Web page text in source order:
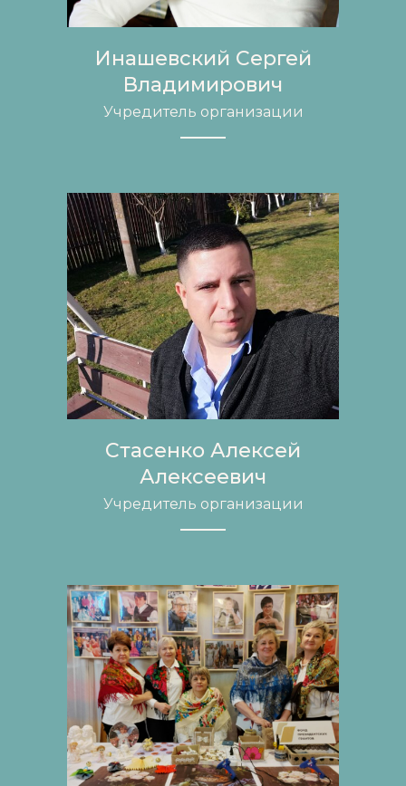
Инашевский Сергей
Владимирович
Учредитель организации
Стасенко Алексей
Алексеевич
Учредитель организации